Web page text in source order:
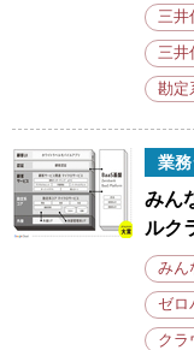
三井
三井
勘定
業
みん
ルク
みん
ゼロ
クラ